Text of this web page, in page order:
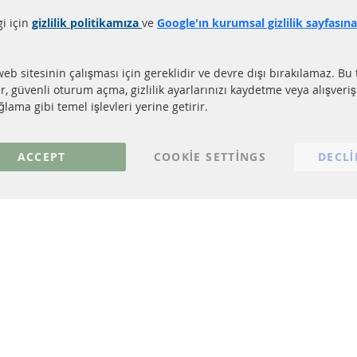
LİNKLER
PARTİKÜL FİLTRESİ TEMİZLİĞİ
(KAT)
MÜŞTERİ
Ödeme şekilleri
için gizlilik politikamıza ve Google'ın kurumsal gizlilik sayfasına
sitesinin çalışması için gereklidir ve devre dışı bırakılamaz.
güvenli oturum açma, gizlilik ayarlarınızı kaydetme veya
gibi temel işlevleri yerine getirir.
ACCEPT COOKIE SETTINGS